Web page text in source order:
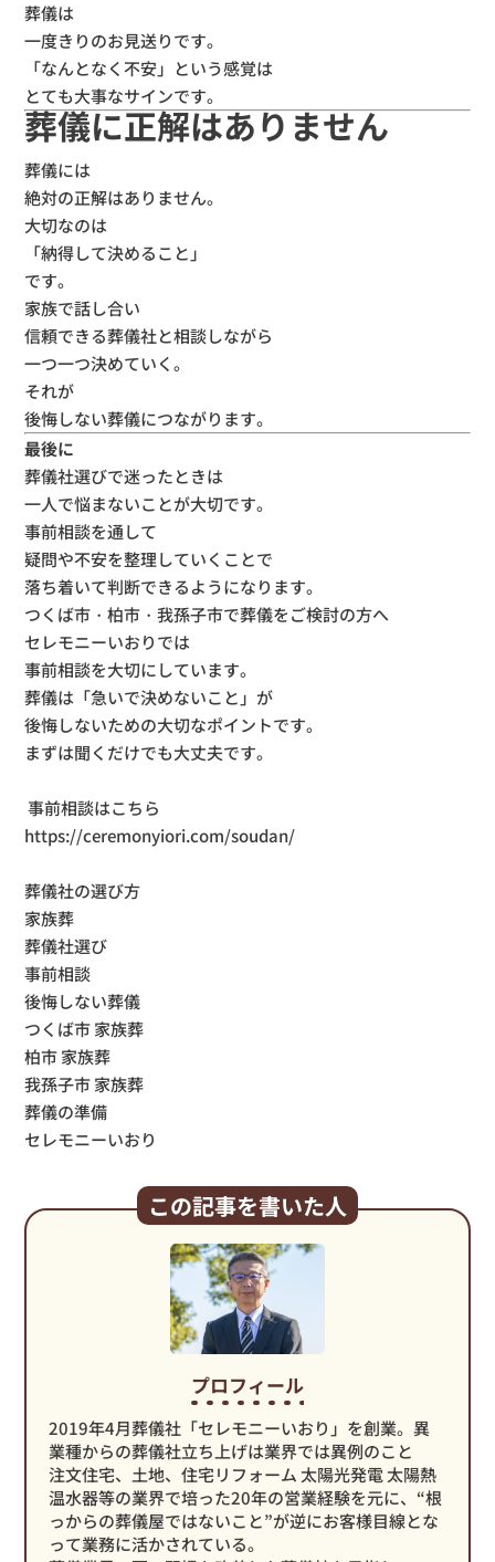
葬儀は
一度きりのお見送りです。
「なんとなく不安」という感覚は
とても大事なサインです。
葬儀に正解はありません
葬儀には
絶対の正解はありません。
大切なのは
「納得して決めること」
です。
家族で話し合い
信頼できる葬儀社と相談しながら
一つ一つ決めていく。
それが
後悔しない葬儀につながります。
最後に
葬儀社選びで迷ったときは
一人で悩まないことが大切です。
事前相談を通して
疑問や不安を整理していくことで
落ち着いて判断できるようになります。
つくば市・柏市・我孫子市で葬儀をご検討の方へ
セレモニーいおりでは
事前相談を大切にしています。
葬儀は「急いで決めないこと」が
後悔しないための大切なポイントです。
まずは聞くだけでも大丈夫です。
事前相談はこちら
https://ceremonyiori.com/soudan/
葬儀社の選び方
家族葬
葬儀社選び
事前相談
後悔しない葬儀
つくば市 家族葬
柏市 家族葬
我孫子市 家族葬
葬儀の準備
セレモニーいおり
この記事を書いた人
プロフィール
2019年4月葬儀社「セレモニーいおり」を創業。異
業種からの葬儀社立ち上げは業界では異例のこと
注文住宅、土地、住宅リフォーム 太陽光発電 太陽熱
温水器等の業界で培った20年の営業経験を元に、“根
っからの葬儀屋ではないこと”が逆にお客様目線とな
って業務に活かされている。